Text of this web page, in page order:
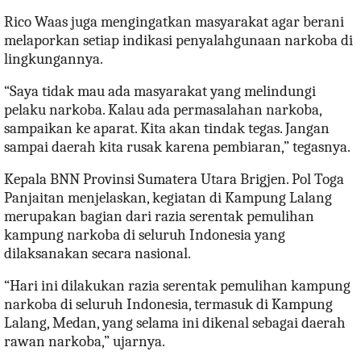
Rico Waas juga mengingatkan masyarakat agar berani
melaporkan setiap indikasi penyalahgunaan narkoba di
lingkungannya.
“Saya tidak mau ada masyarakat yang melindungi
pelaku narkoba. Kalau ada permasalahan narkoba,
sampaikan ke aparat. Kita akan tindak tegas. Jangan
sampai daerah kita rusak karena pembiaran,” tegasnya.
Kepala BNN Provinsi Sumatera Utara Brigjen. Pol Toga
Panjaitan menjelaskan, kegiatan di Kampung Lalang
merupakan bagian dari razia serentak pemulihan
kampung narkoba di seluruh Indonesia yang
dilaksanakan secara nasional.
“Hari ini dilakukan razia serentak pemulihan kampung
narkoba di seluruh Indonesia, termasuk di Kampung
Lalang, Medan, yang selama ini dikenal sebagai daerah
rawan narkoba,” ujarnya.